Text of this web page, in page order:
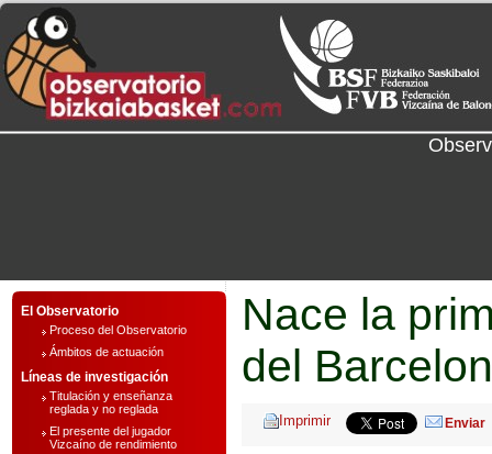
El Observatorio
Proceso del Observatorio
Ámbitos de actuación
Líneas de investigación
Titulación y enseñanza
reglada y no reglada
El presente del jugador
Vizcaíno de rendimiento
Nace la
del
Enviar